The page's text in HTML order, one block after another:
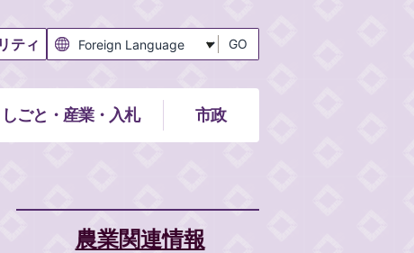
ティ GO
しごと・産業・入札 市政
農業関連情報